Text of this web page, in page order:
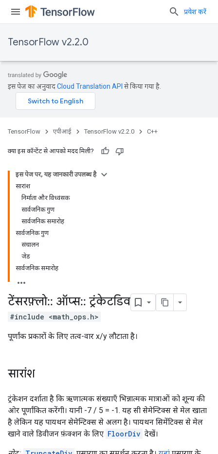
प्रवेश करें
TensorFlow v2.2.0
इस पेज का अनुवादCloud Translation API से किया गया है.
TensorFlow एपीआई TensorFlow v2.2.0 C++
क्या इस कॉन्टेंट से आपको मदद मिली?
इस पेज पर, यह जानकारी उपलब्ध है
सारांश
निर्माता और विध्वंसक
सार्वजनिक गुण
सार्वजनिक समारोह
सार्वजनिक गुण
संचालन
जेड
सार्वजनिक समारोह
टेंसरफ़्लो:: ऑप्स:: ट्रंकेटडिव
#include <math_ops.h>
पूर्णांक प्रकारों के लिए तत्व-वार x/y लौटाता है।
सारांश
ट्रंकेशन दर्शाता है कि ऋणात्मक संख्याएँ भिन्नात्मक मात्राओं को शून्य की
ओर पूर्णांकित करेंगी। यानी -7 / 5 = -1. यह सी सेमेन्टिक्स से मेल खाता
है लेकिन यह पायथन सेमेन्टिक्स से अलग है। पायथन सिमेंटिक्स से मेल
खाने वाले डिवीजन फ़ंक्शन के लिए FloorDiv देखें।